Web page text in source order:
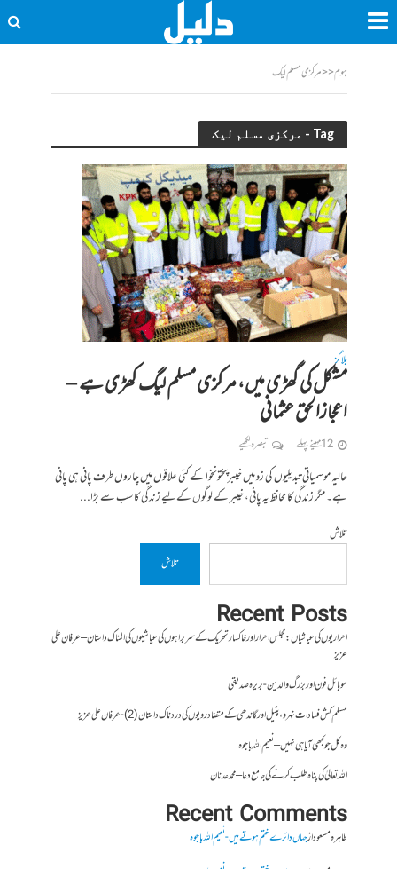
ہوم<<مرکزی مسلم لیک
Tag - مرکزی مسلم لیک
بلاگز
مشکل کی گھڑی میں، مرکزی مسلم لیگ کھڑی ہے –
اعجازالحق عثمانی
12 مہینے پہلے تبصرہ لکھیے
حالیہ موسمیاتی تبدیلیوں کی زد میں خیبرپختونخوا کے کئی علاقوں میں چاروں طرف پانی ہی پانی
ہے۔ مگر زندگی کا محافظ یہ پانی، خیبر کے لوگوں کےلیے زندگی کا سب سے بڑا...
تلاش
تلاش
Recent Posts
احراریوں کی عیاشیاں : مجلس احرار اور خاکسار تحریک کے سربراہوں کی عیاشیوں کی المناک داستان – عرفان علی
عزیز
موبائل فون اور بزرگ والدین- بریرہ صدیقی
مسلم کش فسادات نہرو، پٹیل اور گاندھی کے متضاد رویوں کی درد ناک داستان (2)- عرفان علی عزیز
وہ کل جو کبھی آیا ہی نہیں – نعیم اللہ باجوہ
اللہ تعالیٰ کی پناہ طلب کرنے کی جامع دعا – محمد عدنان
Recent Comments
طاہرہ مسعودازجہاں دائرے ختم ہوتے ہیں- نعیم اللہ باجوہ